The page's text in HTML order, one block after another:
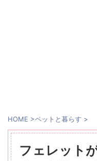
HOME >ペットと暮らす >
フェレット